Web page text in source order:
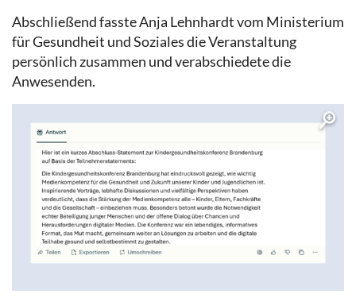
Abschließend fasste Anja Lehnhardt vom Ministerium
für Gesundheit und Soziales die Veranstaltung
persönlich zusammen und verabschiedete die
Anwesenden.